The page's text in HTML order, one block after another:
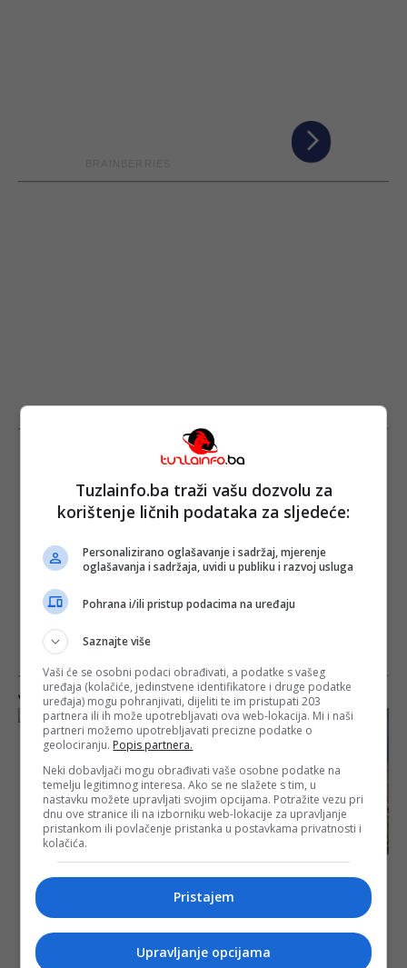
Više na istu temu
Skandalozni prizori
sa Drinske regate:
Pjesme mržnje i
veličanje ratnih
zločinaca
Pronađeno tijelo
nestao u Drini
Tuzlainfo.ba traži vašu dozvolu za
korištenje ličnih podataka za sljedeće:
Personalizirano oglašavanje i sadržaj, mjerenje
oglašavanja i sadržaja, uvidi u publiku i razvoj usluga
Pohrana i/ili pristup podacima na uređaju
Saznajte više
Vaši će se osobni podaci obrađivati, a podatke s vašeg
uređaja (kolačiće, jedinstvene identifikatore i druge podatke
uređaja) mogu pohranjivati, dijeliti te im pristupati 203
partnera ili ih može upotrebljavati ova web-lokacija. Mi i naši
partneri možemo upotrebljavati precizne podatke o
geolociranju. Popis partnera.
Neki dobavljači mogu obrađivati vaše osobne podatke na
temelju legitimnog interesa. Ako se ne slažete s tim, u
nastavku možete upravljati svojim opcijama. Potražite vezu pri
dnu ove stranice ili na izborniku web-lokacije za upravljanje
pristankom ili povlačenje pristanka u postavkama privatnosti i
kolačića.
Pristajem
Upravljanje opcijama